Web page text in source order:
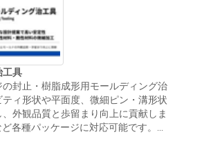
工具
封止・樹脂成形用モールディング治
ィ形状や平面度、微細ピン・溝形状
外観品質と歩留まり向上に貢献しま
各種パッケージに対応可能です。...